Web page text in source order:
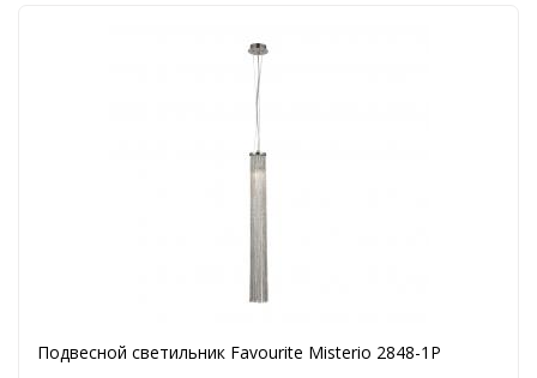
Подвесной светильник Favourite Misterio 2848-1P